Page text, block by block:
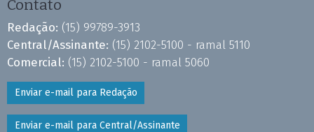
Contato
Redação: (15) 99789-3913
Central/Assinante: (15) 2102-5100 - ramal 5110
Comercial: (15) 2102-5100 - ramal 5060
Enviar e-mail para Redação
Enviar e-mail para Central/Assinante